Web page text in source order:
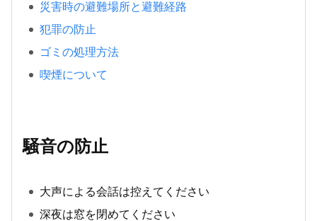
災害時の避難場所と避難経路
犯罪の防止
ゴミの処理方法
喫煙について
騒音の防止
大声による会話は控えてください
深夜は窓を閉めてください